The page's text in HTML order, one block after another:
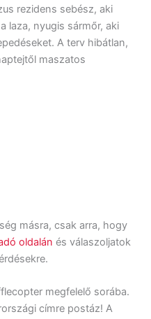
rezidens sebész, aki
laza, nyugis sármőr, aki
A terv hibátlan,
maszatos
másra, csak arra, hogy
oldalán és válaszoljatok
megfelelő sorába.
címre postáz! A